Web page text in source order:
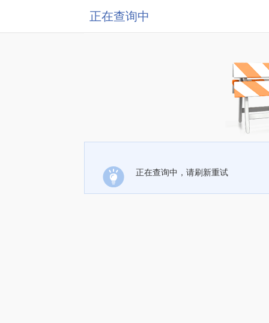
正在查询中
正在查询中，请刷新重试